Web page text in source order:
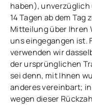
haben),
14Tagen ab dem Tag
Mitteilung über Ihren
uns eingegangen ist.
verwenden wir
der ursprünglichen
sei denn, mit Ihnen
anderes vereinbart;
wegen dieser